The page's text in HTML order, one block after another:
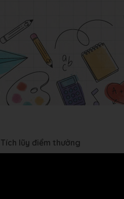
lũy điểm thưởng